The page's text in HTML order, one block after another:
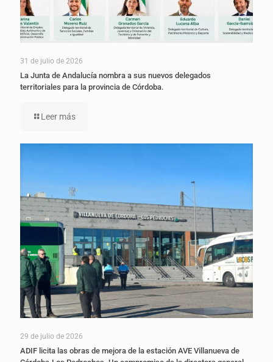
31 de julio de 2026
La Junta de Andalucía nombra a sus nuevos delegados
territoriales para la provincia de Córdoba.
Leer más
29 de julio de 2026
ADIF licita las obras de mejora de la estación AVE Villanueva de